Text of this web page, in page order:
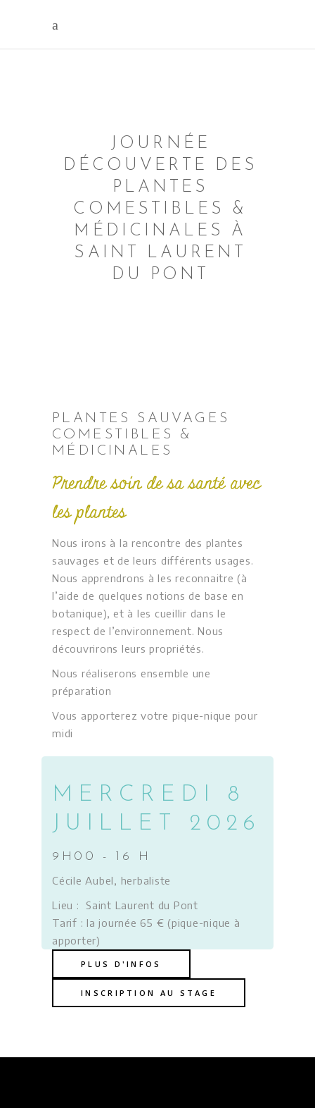
JOURNÉE
DÉCOUVERTE DES
PLANTES
COMESTIBLES &
MÉDICINALES À
SAINT LAURENT
DU PONT
PLANTES SAUVAGES
COMESTIBLES &
MÉDICINALES
Prendre soin de sa santé avec
les plantes
Nous irons à la rencontre des plantes
sauvages et de leurs différents usages.
Nous apprendrons à les reconnaitre (à
l’aide de quelques notions de base en
botanique), et à les cueillir dans le
respect de l’environnement. Nous
découvrirons leurs propriétés.
Nous réaliserons ensemble une
préparation
Vous apporterez votre pique-nique pour
midi
MERCREDI 8
JUILLET 2026
9H00 - 16 H
Cécile Aubel, herbaliste
Lieu : Saint Laurent du Pont
Tarif : la journée 65 € (pique-nique à
apporter)
PLUS D'INFOS
INSCRIPTION AU STAGE